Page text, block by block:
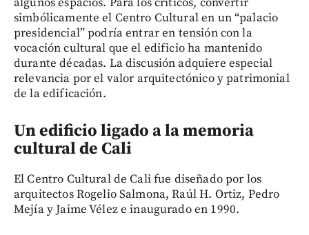
simbólicamente el Centro Cultural en un “palacio
presidencial” podría entrar en tensión con la
vocación cultural que el edificio ha mantenido
durante décadas. La discusión adquiere especial
relevancia por el valor arquitectónico y patrimonial
de la edificación.
Un edificio ligado a la memoria
cultural de Cali
El Centro Cultural de Cali fue diseñado por los
arquitectos Rogelio Salmona, Raúl H. Ortiz, Pedro
Mejía y Jaime Vélez e inaugurado en 1990.